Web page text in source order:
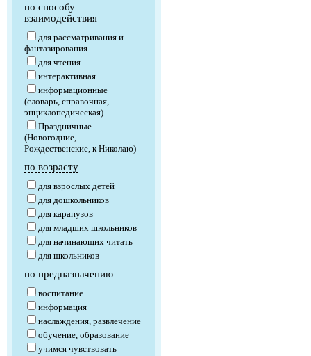
по способу
взаимодействия
для рассматривания и
фантазирования
для чтения
интерактивная
информационные
(словарь, справочная,
энциклопедическая)
Праздничные
(Новогодние,
Рождественские, к Николаю)
по возрасту
для взрослых детей
для дошкольников
для карапузов
для младших школьников
для начинающих читать
для школьников
по предназначению
воспитание
информация
наслаждения, развлечение
обучение, образование
учимся чувствовать